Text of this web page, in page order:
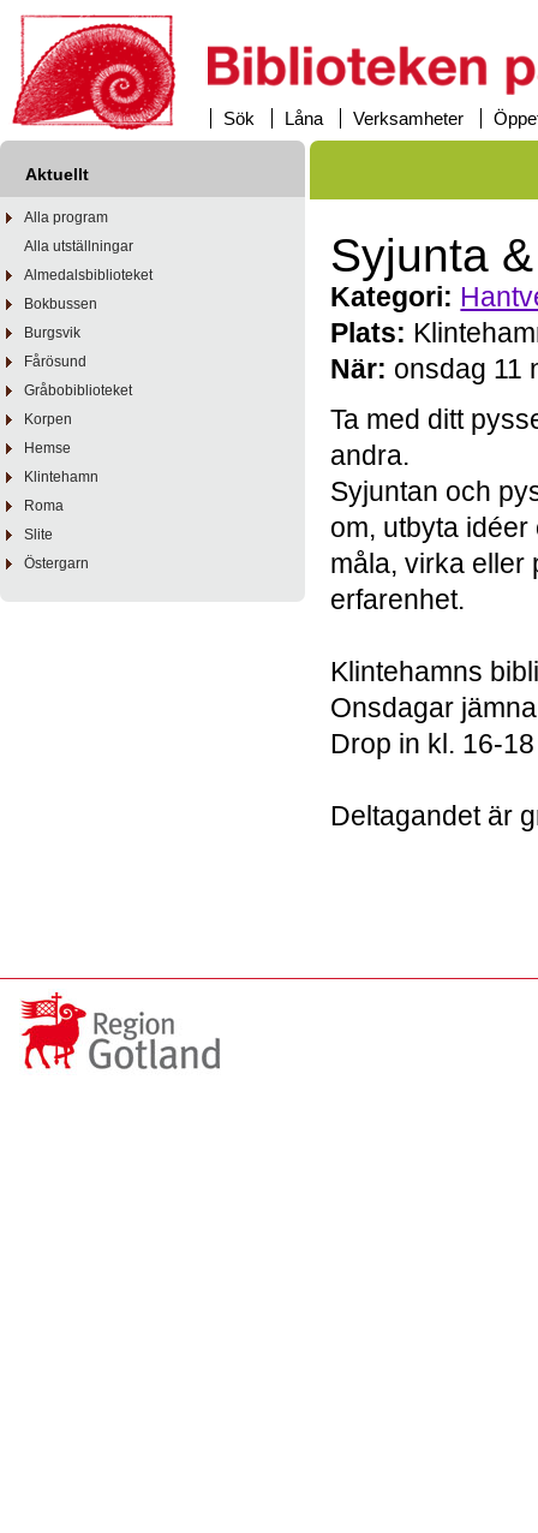
Sök Låna Verksamheter
Aktuellt
Alla program
Alla utställningar
Almedalsbiblioteket
Bokbussen
Burgsvik
Fårösund
Gråbobiblioteket
Korpen
Hemse
Klintehamn
Roma
Slite
Östergarn
Syjunta
Kategori:
Plats:
När: onsdag 11
Ta med ditt
andra.
Syjuntan och
om, utbyta
måla, virka eller
erfarenhet.
Klintehamns
Onsdagar
Drop in kl. 16-18
Deltagandet är